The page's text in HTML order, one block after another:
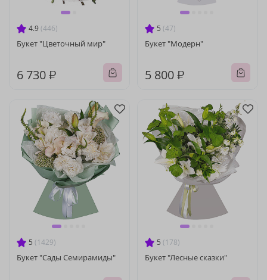
4.9 (446)
Букет "Цветочный мир"
6 730 ₽
5 (47)
Букет "Модерн"
5 800 ₽
5 (1429)
Букет "Сады Семирамиды"
5 (178)
Букет "Лесные сказки"